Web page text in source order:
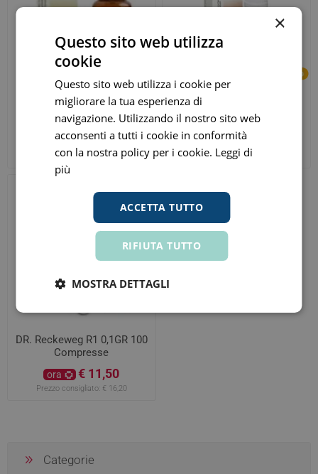
Reckeweg R14 Gocce 22ml
ora € 18,30
Prezzo consigliato: € 20,13
Reckeweg R1 Gocce 22ml
ora € 18,30
Prezzo consigliato:
DR. Reckeweg R1 0,1GR 100
Compresse
ora € 11,50
Prezzo consigliato: € 16,20
Categorie
×
Questo sito web utilizza
cookie
Questo sito web utilizza i cookie per
migliorare la tua esperienza di
navigazione. Utilizzando il nostro sito web
acconsenti a tutti i cookie in conformità
con la nostra policy per i cookie. Leggi di
più
ACCETTA TUTTO
RIFIUTA TUTTO
MOSTRA DETTAGLI